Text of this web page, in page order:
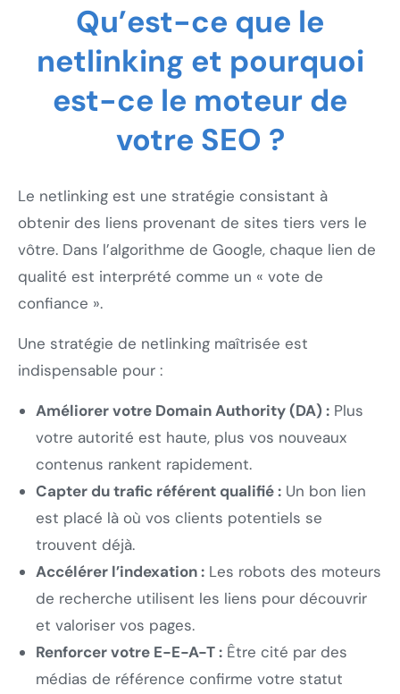
Qu’est-ce que le
netlinking et pourquoi
est-ce le moteur de
votre SEO ?
Le netlinking est une stratégie consistant à
obtenir des liens provenant de sites tiers vers le
vôtre. Dans l’algorithme de Google, chaque lien de
qualité est interprété comme un « vote de
confiance ».
Une stratégie de netlinking maîtrisée est
indispensable pour :
Améliorer votre Domain Authority (DA) : Plus
votre autorité est haute, plus vos nouveaux
contenus rankent rapidement.
Capter du trafic référent qualifié : Un bon lien
est placé là où vos clients potentiels se
trouvent déjà.
Accélérer l’indexation : Les robots des moteurs
de recherche utilisent les liens pour découvrir
et valoriser vos pages.
Renforcer votre E-E-A-T : Être cité par des
médias de référence confirme votre statut